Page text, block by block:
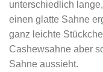
unterschiedlich
einen glatte Sahne
ganz leichte
Cashewsahne aber
Sahne aussieht.